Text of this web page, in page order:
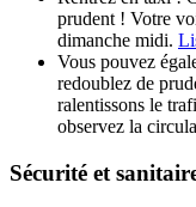
prudent ! Votre
dimanche midi.
Vous pouvez
redoublez de
ralentissons le
observez la
Sécurité et